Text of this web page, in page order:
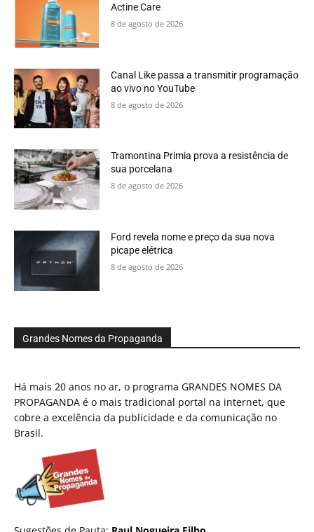
Actine Care
8 de agosto de 2026
Canal Like passa a transmitir programação
ao vivo no YouTube
8 de agosto de 2026
Tramontina Primia prova a resistência de
sua porcelana
8 de agosto de 2026
Ford revela nome e preço da sua nova
picape elétrica
8 de agosto de 2026
Grandes Nomes da Propaganda
Há mais 20 anos no ar, o programa GRANDES NOMES DA
PROPAGANDA é o mais tradicional portal na internet, que
cobre a excelência da publicidade e da comunicação no
Brasil.